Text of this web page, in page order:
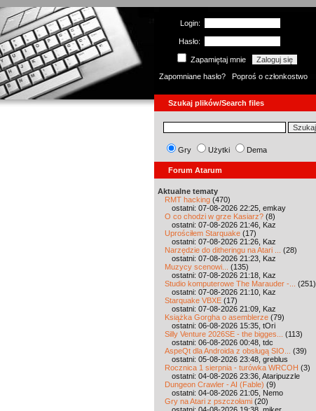
Login:
Hasło:
Zapamiętaj mnie
Zapomniane hasło?
Poproś o członkostwo
Szukaj plików/Search files
Gry Użytki Dema
Forum Atarum
Aktualne tematy
RMT hacking (470)
ostatni: 07-08-2026 22:25, emkay
O co chodzi w grze Kasiarz? (8)
ostatni: 07-08-2026 21:46, Kaz
Uprościłem Starquake (17)
ostatni: 07-08-2026 21:26, Kaz
Narzędzie do ditheringu na Atari ...
(28)
ostatni: 07-08-2026 21:23, Kaz
Muzycy scenowi...
(135)
ostatni: 07-08-2026 21:18, Kaz
Studio komputerowe The Marauder -...
(251)
ostatni: 07-08-2026 21:10, Kaz
Starquake VBXE (17)
ostatni: 07-08-2026 21:09, Kaz
Książka Gorgha o asemblerze (79)
ostatni: 06-08-2026 15:35, tOri
Silly Venture 2026SE - the bigges...
(113)
ostatni: 06-08-2026 00:48, tdc
AspeQt dla Androida z obsługą SIO...
(39)
ostatni: 05-08-2026 23:48, greblus
Rocznica 1 sierpnia - turówka WRCOH (3)
ostatni: 04-08-2026 23:36, Ataripuzzle
Dungeon Crawler - AI (Fable) (9)
ostatni: 04-08-2026 21:05, Nemo
Gry na Atari z pszczołami (20)